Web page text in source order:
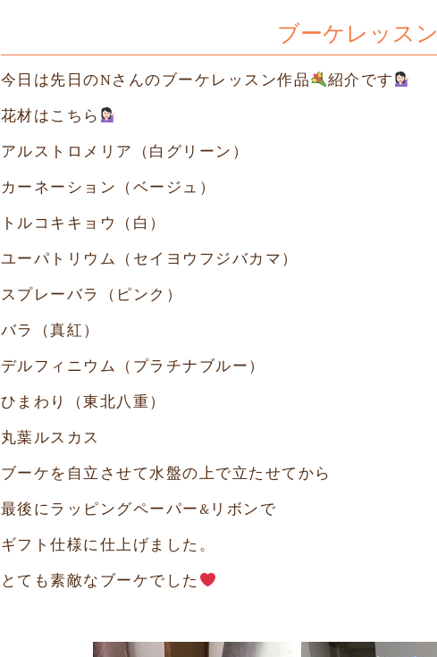
ブーケレッスン
今日は先日のNさんのブーケレッスン作品
紹介です
花材はこちら
アルストロメリア（白グリーン）
カーネーション（ベージュ）
トルコキキョウ（白）
ユーパトリウム（セイヨウフジバカマ）
スプレーバラ（ピンク）
バラ（真紅）
デルフィニウム（プラチナブルー）
ひまわり（東北八重）
丸葉ルスカス
ブーケを自立させて水盤の上で立たせてから
最後にラッピングペーパー&リボンで
ギフト仕様に仕上げました。
とても素敵なブーケでした